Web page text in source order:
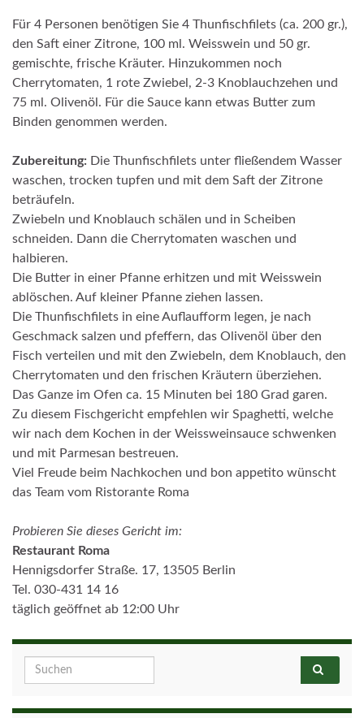
Für 4 Personen benötigen Sie 4 Thunfischfilets (ca. 200 gr.),
den Saft einer Zitrone, 100 ml. Weisswein und 50 gr.
gemischte, frische Kräuter. Hinzukommen noch
Cherrytomaten, 1 rote Zwiebel, 2-3 Knoblauchzehen und
75 ml. Olivenöl. Für die Sauce kann etwas Butter zum
Binden genommen werden.
Zubereitung: Die Thunfischfilets unter fließendem Wasser
waschen, trocken tupfen und mit dem Saft der Zitrone
beträufeln.
Zwiebeln und Knoblauch schälen und in Scheiben
schneiden. Dann die Cherrytomaten waschen und
halbieren.
Die Butter in einer Pfanne erhitzen und mit Weisswein
ablöschen. Auf kleiner Pfanne ziehen lassen.
Die Thunfischfilets in eine Auflaufform legen, je nach
Geschmack salzen und pfeffern, das Olivenöl über den
Fisch verteilen und mit den Zwiebeln, dem Knoblauch, den
Cherrytomaten und den frischen Kräutern überziehen.
Das Ganze im Ofen ca. 15 Minuten bei 180 Grad garen.
Zu diesem Fischgericht empfehlen wir Spaghetti, welche
wir nach dem Kochen in der Weissweinsauce schwenken
und mit Parmesan bestreuen.
Viel Freude beim Nachkochen und bon appetito wünscht
das Team vom Ristorante Roma
Probieren Sie dieses Gericht im:
Restaurant Roma
Hennigsdorfer Straße. 17, 13505 Berlin
Tel. 030-431 14 16
täglich geöffnet ab 12:00 Uhr
Search for: